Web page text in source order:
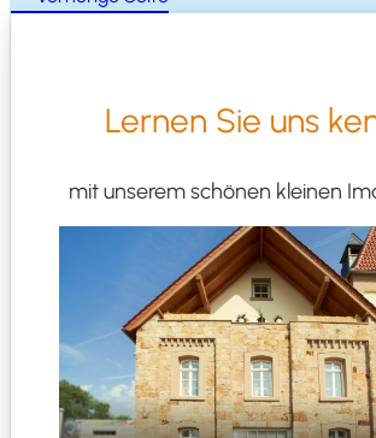
Ler­nen Sie uns
mit unse­rem schö­nen klei­nen